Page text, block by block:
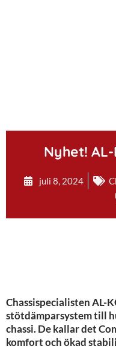
Nyhet!
juli 8, 2024
Chassispecialisten AL-
stötdämparsystem till
chassi. De kallar det
komfort och ökad